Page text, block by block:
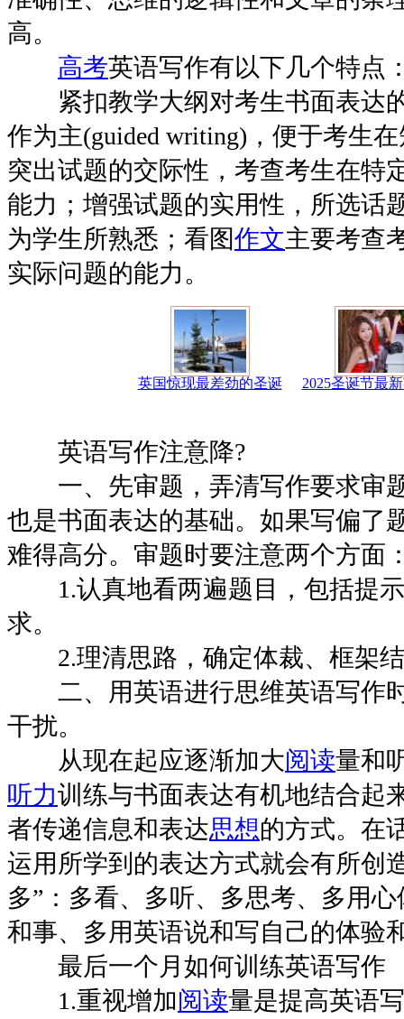
高。
高考英语写作有以下几个特点
紧扣教学大纲对考生书面表达
作为主(guided writing)，便于考生
突出试题的交际性，考查考生在特
能力；增强试题的实用性，所选话
为学生所熟悉；看图作文主要考查
实际问题的能力。
英国惊现最差劲的圣诞 2025圣诞节最
英语写作注意降?
一、先审题，弄清写作要求审
也是书面表达的基础。如果写偏了
难得高分。审题时要注意两个方面
1.认真地看两遍题目，包括提示
求。
2.理清思路，确定体裁、框架结
二、用英语进行思维英语写作
干扰。
从现在起应逐渐加大阅读量和
听力训练与书面表达有机地结合起
者传递信息和表达思想的方式。在
运用所学到的表达方式就会有所创
多”：多看、多听、多思考、多用
和事、多用英语说和写自己的体验
最后一个月如何训练英语写作
1.重视增加阅读量是提高英语